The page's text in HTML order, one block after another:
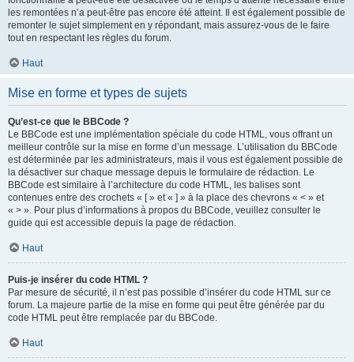
les remontées n’a peut-être pas encore été atteint. Il est également possible de
remonter le sujet simplement en y répondant, mais assurez-vous de le faire
tout en respectant les règles du forum.
Haut
Mise en forme et types de sujets
Qu’est-ce que le BBCode ?
Le BBCode est une implémentation spéciale du code HTML, vous offrant un
meilleur contrôle sur la mise en forme d’un message. L’utilisation du BBCode
est déterminée par les administrateurs, mais il vous est également possible de
la désactiver sur chaque message depuis le formulaire de rédaction. Le
BBCode est similaire à l’architecture du code HTML, les balises sont
contenues entre des crochets « [ » et « ] » à la place des chevrons « < » et
« > ». Pour plus d’informations à propos du BBCode, veuillez consulter le
guide qui est accessible depuis la page de rédaction.
Haut
Puis-je insérer du code HTML ?
Par mesure de sécurité, il n’est pas possible d’insérer du code HTML sur ce
forum. La majeure partie de la mise en forme qui peut être générée par du
code HTML peut être remplacée par du BBCode.
Haut